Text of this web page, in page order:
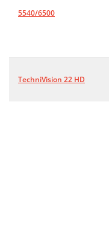
5540/6500
TechniVision 22 HD